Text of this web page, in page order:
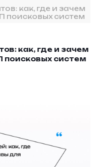
как, где и зачем
поисковых систем
как, где и зачем
поисковых систем